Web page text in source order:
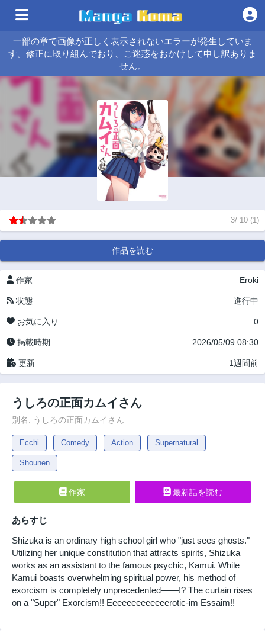
一部の章で画像が正しく表示されないエラーが発生していま
す。修正に取り組んでおり、ご迷惑をおかけして申し訳ありま
せん。
3/ 10 (1)
作品を読む
作家 Eroki
状態 進行中
お気に入り 0
掲載時期 2026/05/09 08:30
更新 1週間前
うしろの正面カムイさん
別名: うしろの正面カムイさん
Ecchi Comedy Action Supernatural
Shounen
作家 最新話を読む
あらすじ
Shizuka is an ordinary high school girl who "just sees ghosts."
Utilizing her unique constitution that attracts spirits, Shizuka
works as an assistant to the famous psychic, Kamui. While
Kamui boasts overwhelming spiritual power, his method of
exorcism is completely unprecedented——!? The curtain rises
on a "Super" Exorcism!! Eeeeeeeeeeeeerotic-im Essaim!!